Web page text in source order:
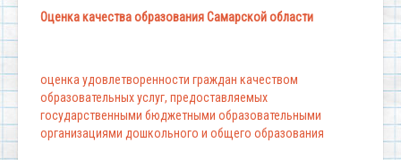
Оценка качества образования Самарской области
оценка удовлетворенности граждан качеством
образовательных услуг, предоставляемых
государственными бюджетными образовательными
организациями дошкольного и общего образования